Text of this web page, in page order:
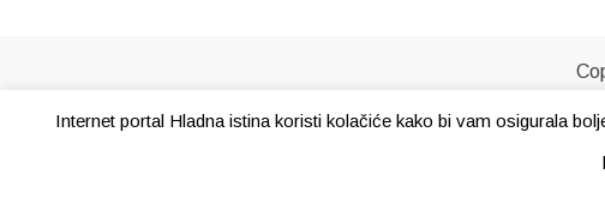
Internet portal Hladna istina koristi kolačiće kako bi vam osigurala